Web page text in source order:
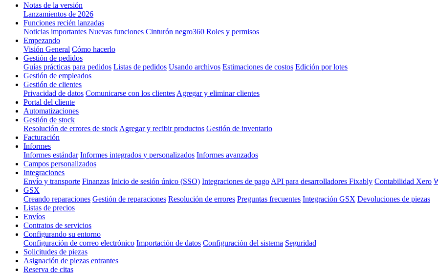
Notas de la versión
Lanzamientos de 2026
Funciones recién lanzadas
Noticias importantes Nuevas funciones Cinturón negro360 Roles y permisos
Empezando
Visión General Cómo hacerlo
Gestión de pedidos
Guías prácticas para pedidos Listas de pedidos Usando archivos Estimaciones de costos Edición por lotes
Gestión de empleados
Gestión de clientes
Privacidad de datos Comunicarse con los clientes Agregar y eliminar clientes
Portal del cliente
Automatizaciones
Gestión de stock
Resolución de errores de stock Agregar y recibir productos Gestión de inventario
Facturación
Informes
Informes estándar Informes integrados y personalizados Informes avanzados
Campos personalizados
Integraciones
Envío y transporte Finanzas Inicio de sesión único (SSO) Integraciones de pago API para desarrolladores Fixably Contabilidad Xero
GSX
Creando reparaciones Gestión de reparaciones Resolución de errores Preguntas frecuentes Integración GSX Devoluciones de piezas
Listas de precios
Envíos
Contratos de servicios
Configurando su entorno
Configuración de correo electrónico Importación de datos Configuración del sistema Seguridad
Solicitudes de piezas
Asignación de piezas entrantes
Reserva de citas